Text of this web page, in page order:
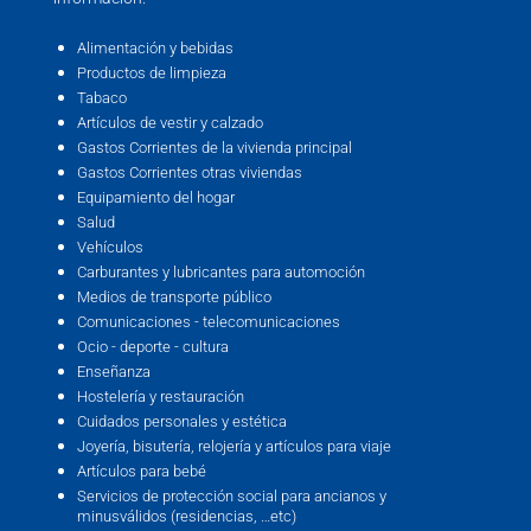
Alimentación y bebidas
Productos de limpieza
Tabaco
Artículos de vestir y calzado
Gastos Corrientes de la vivienda principal
Gastos Corrientes otras viviendas
Equipamiento del hogar
Salud
Vehículos
Carburantes y lubricantes para automoción
Medios de transporte público
Comunicaciones - telecomunicaciones
Ocio - deporte - cultura
Enseñanza
Hostelería y restauración
Cuidados personales y estética
Joyería, bisutería, relojería y artículos para viaje
Artículos para bebé
Servicios de protección social para ancianos y
minusválidos (residencias, …etc)